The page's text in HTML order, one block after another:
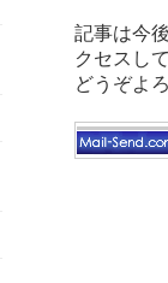
記事は今
クセスし
どうぞよ